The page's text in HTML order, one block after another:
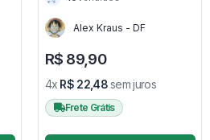
Alex Kraus - DF
R$ 89,90
4x R$ 22,48sem juros
Frete Grátis